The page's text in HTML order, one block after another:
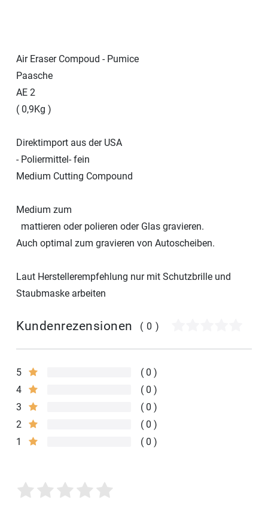
Air Eraser Compoud - Pumice
Paasche
AE 2
( 0,9Kg )
Direktimport aus der USA
- Poliermittel- fein
Medium Cutting Compound
Medium zum
mattieren oder polieren oder Glas gravieren.
Auch optimal zum gravieren von Autoscheiben.
Laut Herstellerempfehlung nur mit Schutzbrille und
Staubmaske arbeiten
Kundenrezensionen (0)
5
0
4
0
3
0
2
0
1
0